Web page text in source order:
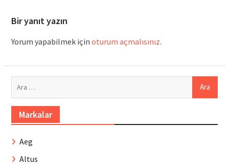
Bir yanıt yazın
Yorum yapabilmek için oturum açmalısınız.
Markalar
Aeg
Altus